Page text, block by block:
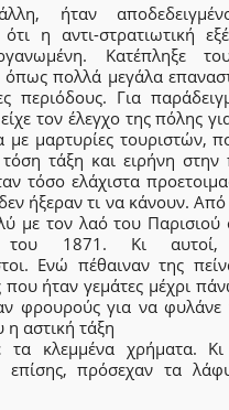
ήταν
ότι η αντι-στρατιωτική
Κατέπληξε
πολλά μεγάλα
περιόδους. Για
τον έλεγχο της πόλης
μαρτυρίες τουριστών,
τόση τάξη και ειρήνη
τόσο ελάχιστα
ήξεραν τι να κάνουν.
με τον λαό του Παρισιού
του 1871. Κι αυτοί,
Ενώ πέθαιναν της
που ήταν γεμάτες μέχρι
φρουρούς για να φυλάνε
η αστική τάξη
τα κλεμμένα χρήματα.
επίσης, πρόσεχαν τα